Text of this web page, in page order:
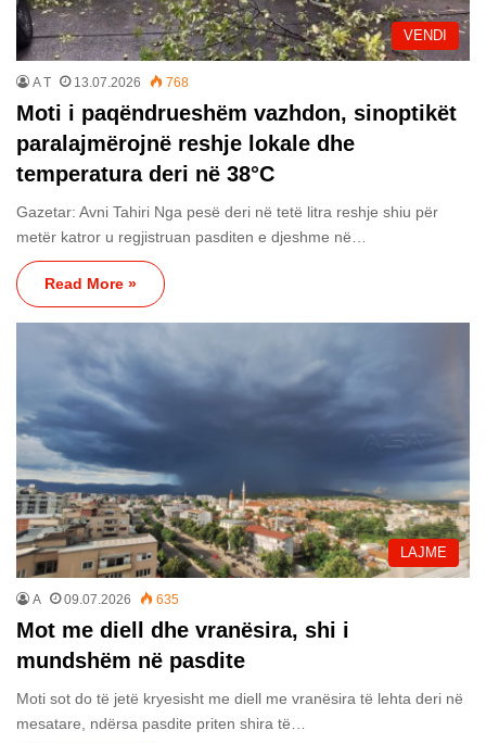
VENDI
A T 13.07.2026 768
Moti i paqëndrueshëm vazhdon, sinoptikët
paralajmërojnë reshje lokale dhe
temperatura deri në 38°C
Gazetar: Avni Tahiri Nga pesë deri në tetë litra reshje shiu për
metër katror u regjistruan pasditen e djeshme në…
Read More »
LAJME
A 09.07.2026 635
Mot me diell dhe vranësira, shi i
mundshëm në pasdite
Moti sot do të jetë kryesisht me diell me vranësira të lehta deri në
mesatare, ndërsa pasdite priten shira të…